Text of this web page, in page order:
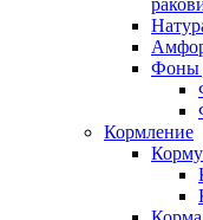
Фоны
Кормление